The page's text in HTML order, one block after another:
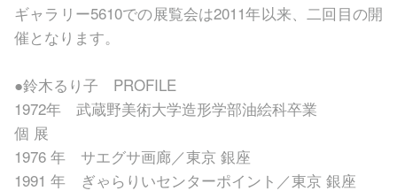
ギャラリー5610での展覧会は2011年以来、二回目の開
催となります。
●鈴木るり子 PROFILE
1972年 武蔵野美術大学造形学部油絵科卒業
個 展
1976 年 サエグサ画廊／東京 銀座
1991 年 ぎゃらりいセンターポイント／東京 銀座